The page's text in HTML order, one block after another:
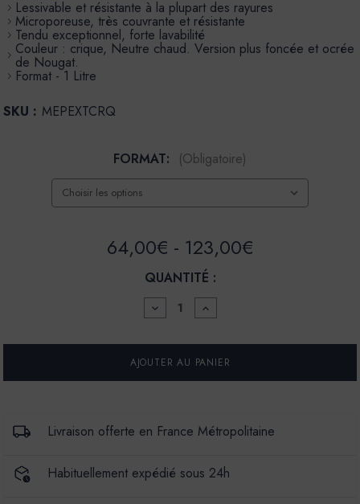
Lessivable et résistante à la plupart des rayures
Microporeuse, très couvrante et résistante
Tendu exceptionnel, forte lavabilité
Couleur : crique, Neutre chaud. Version plus foncée et ocrée
de Nougat.
Format - 1 Litre
SKU : MEPEXTCRQ
FORMAT: (Obligatoire)
64,00€ - 123,00€
QUANTITÉ :
DIMINUER
LA
POUR
PEINTURE
-
COULEUR
CRIQUE
AUGMENTER
LA
POUR
PEINTURE
-
COULEUR
CRIQUE
Livraison offerte en France Métropolitaine
Habituellement expédié sous 24h